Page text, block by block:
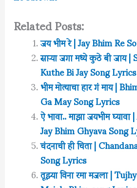
Related Posts:
जय भीम रे | Jay Bhim Re
साऱ्या जगा मध्ये कुठे बी
Kuthe Bi Jay Song Lyrics
भीम मोत्याचा हार गं माय |
Ga May Song Lyrics
ऐ भावा.. माझा जयभीम
Jay Bhim Ghyava Song
चंदनाची ही चिता |
Song Lyrics
तूझ्या विना रमा मजला |